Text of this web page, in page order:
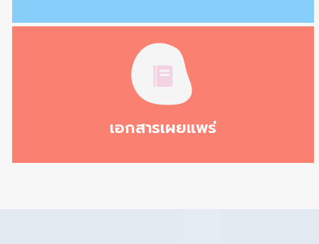
เอกสารเผยแพร่